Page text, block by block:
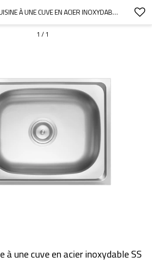
ÉVIER DE CUISINE À UNE CUVE EN ACIER INOXYDABLE SS 304, ADAPTÉ AUX CUISINES DOMESTIQUES.
1 / 1
à une cuve en acier inoxydable SS